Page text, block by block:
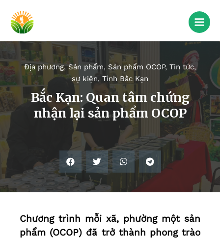
Địa phương,Sản phẩm, Sản phẩm OCOP, Tin tức,
sự kiện, Tỉnh Bắc Kạn
Bắc Kạn: Quan tâm chứng
nhận lại sản phẩm OCOP
Chương trình mỗi xã, phường một sản
phẩm (OCOP) đã trở thành phong trào